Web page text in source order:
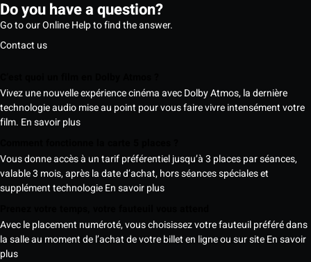
Do you have a question?
Go to our Online Help to find the answer.
Contact us
Vivez une nouvelle expérience cinéma avec Dolby Atmos, la dernière
technologie audio mise au point pour vous faire vivre intensément votre
film. En savoir plus
Vous donne accès à un tarif préférentiel jusqu’à 3 places par séances,
valable 3 mois, après la date d’achat, hors séances spéciales et
supplément technologieEn savoir plus
Avec le placement numéroté, vous choisissez votre fauteuil préféré dans
la salle au moment de l’achat de votre billet en ligne ou sur siteEn savoir
plus